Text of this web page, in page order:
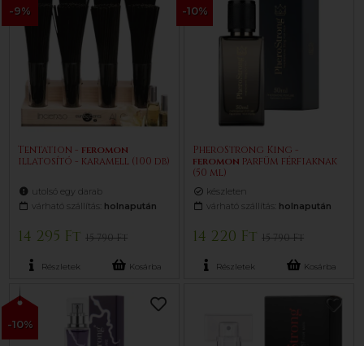
-9%
Tentation - feromon
illatosító - karamell (100 db)
utolsó egy darab
várható szállítás: holnapután
14 295 Ft15 790 Ft
Részletek Kosárba
-10%
PheroStrong King -
feromon parfüm férfiaknak
(50 ml)
készleten
várható szállítás: holnapután
14 220 Ft15 790 Ft
Részletek Kosárba
-10%